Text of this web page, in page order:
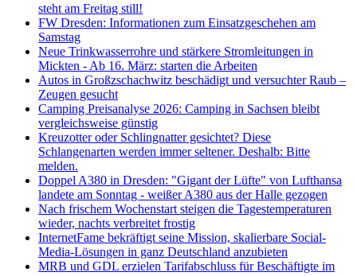
steht am Freitag still!
FW Dresden: Informationen zum Einsatzgeschehen am
Samstag
Neue Trinkwasserrohre und stärkere Stromleitungen in
Mickten - Ab 16. März: starten die Arbeiten
Autos in Großzschachwitz beschädigt und versuchter Raub –
Zeugen gesucht
Camping Preisanalyse 2026: Camping in Sachsen bleibt
vergleichsweise günstig
Kreuzotter oder Schlingnatter gesichtet? Diese
Schlangenarten werden immer seltener. Deshalb: Bitte
melden.
Doppel A380 in Dresden: "Gigant der Lüfte" von Lufthansa
landete am Sonntag - weißer A380 aus der Halle gezogen
Nach frischem Wochenstart steigen die Tagestemperaturen
wieder, nachts verbreitet frostig
InternetFame bekräftigt seine Mission, skalierbare Social-
Media-Lösungen in ganz Deutschland anzubieten
MRB und GDL erzielen Tarifabschluss für Beschäftigte im